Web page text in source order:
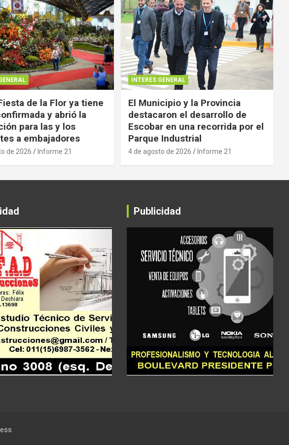
de la Flor ya tiene
y abrió la
para las y los
a embajadores
de 2026 Informe 21
INTERES GENERAL
El Municipio y la Provincia
destacaron el desarrollo de
Escobar en una recorrida por el
Parque Industrial
4 de agosto de 2026 Informe 21
Publicidad